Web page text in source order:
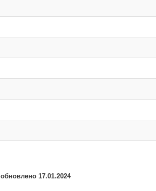
обновлено 17.01.2024